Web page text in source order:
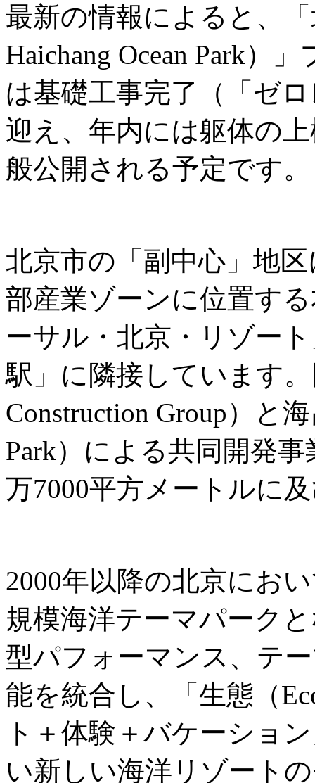
最新の情報によると、
Haichang Ocean Park）
は基礎工事完了（「ゼ
迎え、年内には躯体の
般公開される予定です。
北京市の「副中心」地
部産業ゾーンに位置す
ーサル・北京・リゾー
駅」に隣接しています
Construction Group）と
Park）による共同開発
万7000平方メートルに
2000年以降の北京にお
規模海洋テーマパーク
型パフォーマンス、テ
能を統合し、「生態（
ト＋体験＋バケーショ
い新しい海洋リゾート